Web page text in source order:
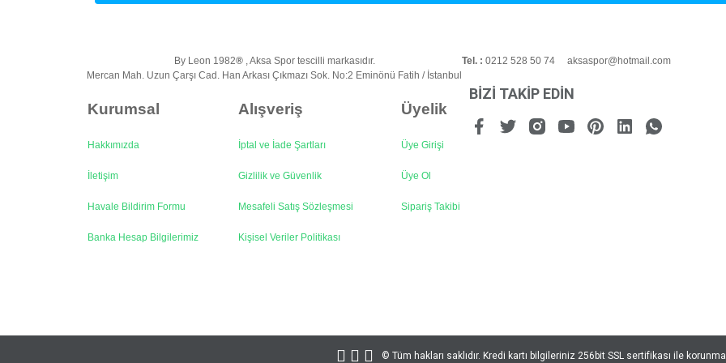
Bu ürüne benzer farklı alternatifler olmalı.
By Leon 1982®, Aksa Spor tescilli markasıdır.
Mercan Mah. Uzun Çarşı Cad. Han Arkası Çıkmazı Sok. No:2 Eminönü Fatih / İstanbul
Tel. : 0212 528 50 74 aksaspor@hotmail.com
Kurumsal Alışveriş Üyelik
Hakkımızda İptal ve İade Şartları Üye Girişi
İletişim Gizlilik ve Güvenlik Üye Ol
Havale Bildirim Formu Mesafeli Satış Sözleşmesi Sipariş Takibi
Banka Hesap Bilgilerimiz Kişisel Veriler Politikası
BİZİ TAKİP EDİN
© Tüm hakları saklıdır. Kredi kartı bilgileriniz 256bit SSL sertifikası ile